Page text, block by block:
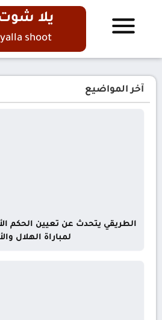
يلا
yalla shoot
آخر المواضيع
الطريقي يتحدث عن تعيين الحكم
لمباراة الهلال